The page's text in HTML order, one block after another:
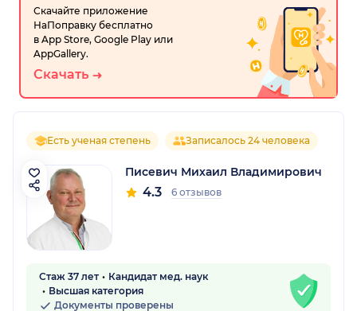
Скачайте приложение
НаПоправку бесплатно
в App Store, Google Play или
AppGallery.
Скачать
Есть ученая степень Записалось 24 человека
Писевич Михаил Владимирович
4.3 6 отзывов
Стаж 37 лет
Кандидат мед. наук
Высшая категория
Документы проверены